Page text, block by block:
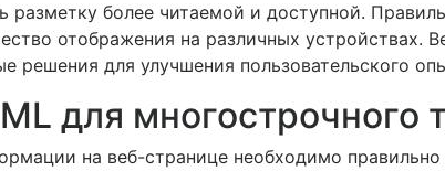
разметку более читаемой и доступной.
отображения на различных устройствах.
решения для улучшения пользовательского
для многострочного
на веб-странице необходимо правильно